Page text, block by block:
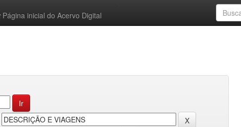
Página inicial do Acervo Digital